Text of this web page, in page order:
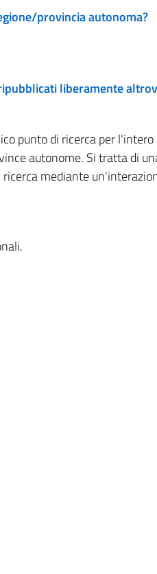
provincia autonoma?
liberamente
punto di ricerca per
autonome. Si tratta di
mediante